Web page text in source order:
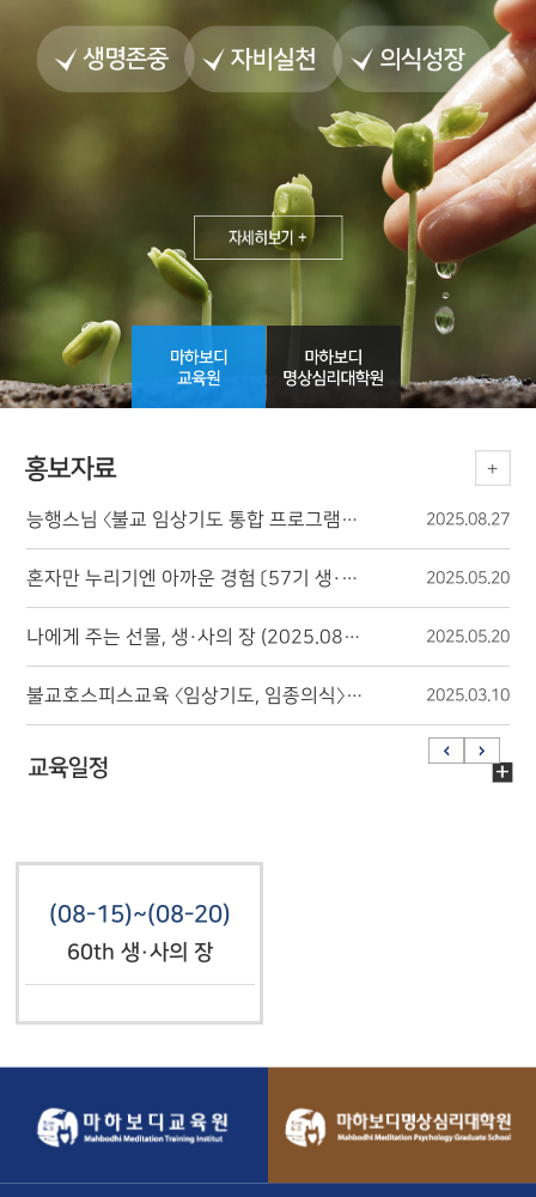
능행스님 〈불교 임상기도 통합 프로그램〉 소개 영상 2025.08.27
혼자만 누리기엔 아까운 경험 〔57기 생·사의 장 인터뷰〕 2025.05.20
나에게 주는 선물, 생·사의 장 (2025.08.15.~08.20.) 2025.05.20
불교호스피스교육 〈임상기도, 임종의식〉에 초대합니다. (2025.04.16.~04.19.) 2025.03.10
(08-15)~(08-20)
60th 생·사의 장